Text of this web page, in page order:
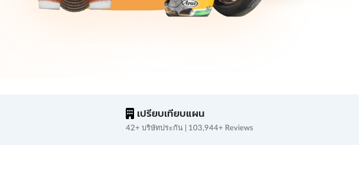
เปรียบเทียบแผน
42+ บริษัทประกัน | 103,944+ Reviews